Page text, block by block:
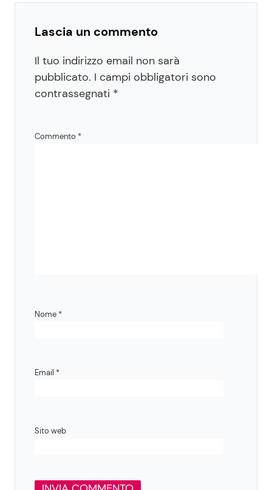
Lascia un commento
Il tuo indirizzo email non sarà
pubblicato. I campi obbligatori sono
contrassegnati *
Commento *
Nome *
Email *
Sito web